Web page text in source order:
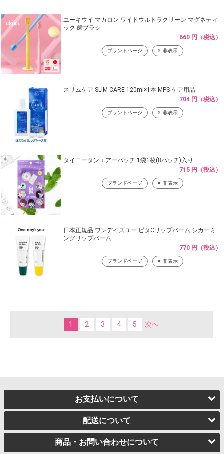
ユーキウイ マカロン ワイドウルトラクリーン マグネティ
ック 歯ブラシ
660 円（税込）
ブランドページ 非表示
スリムケア SLIM CARE 120ml×1本 MPS ケア用品
704 円（税込）
ブランドページ 非表示
タイニータンエアーパッチ 1袋1枚(8パッチ)入り
715 円（税込）
ブランドページ 非表示
日本正規品 ワンデイズユー ビタCリップバーム シカーミ
ングリップバーム
770 円（税込）
ブランドページ 非表示
1 2 3 4 5 次へ
お支払いについて
配送について
商品・お問い合わせについて